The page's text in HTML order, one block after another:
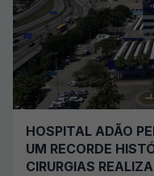
HOSPITAL ADÃO
UM RECORDE
CIRURGIAS